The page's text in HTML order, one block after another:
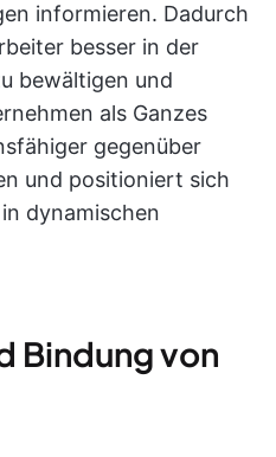
informieren. Dadurch
besser in der
bewältigen und
als Ganzes
gegenüber
und positioniert sich
dynamischen
Bindung von